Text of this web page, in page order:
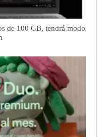
de 100 GB, tendrá modo